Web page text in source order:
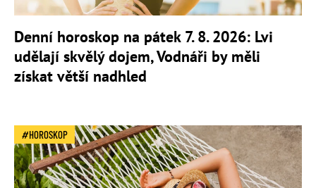
Denní horoskop na pátek 7. 8. 2026: Lvi
udělají skvělý dojem, Vodnáři by měli
získat větší nadhled
HOROSKOP